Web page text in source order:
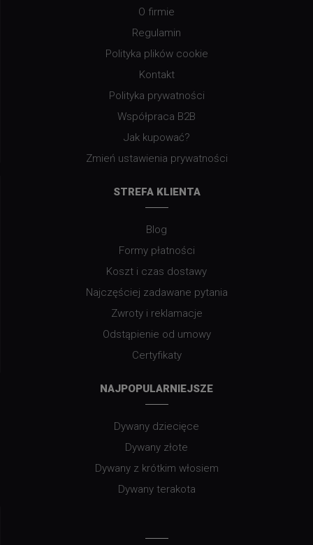
O firmie
Regulamin
Polityka plików cookie
Kontakt
Polityka prywatności
Współpraca B2B
Jak kupować?
Zmień ustawienia prywatności
STREFA KLIENTA
Blog
Formy płatności
Koszt i czas dostawy
Najczęściej zadawane pytania
Zwroty i reklamacje
Odstąpienie od umowy
Certyfikaty
NAJPOPULARNIEJSZE
Dywany dziecięce
Dywany złote
Dywany z krótkim włosiem
Dywany terakota